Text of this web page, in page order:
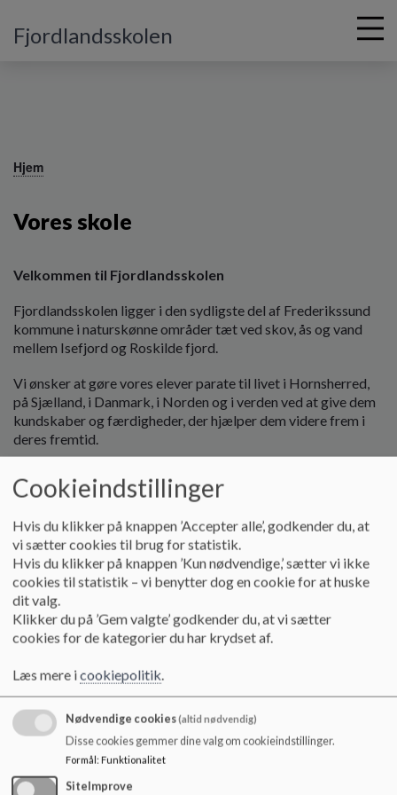
e
Fjordlandsskolen
Hjem
Vores skole
Velkommen til Fjordlandsskolen
Fjordlandsskolen ligger i den sydligste del af Frederikssund
kommune i naturskønne områder tæt ved skov, ås og vand
mellem Isefjord og Roskilde fjord.
Vi ønsker at gøre vores elever parate til livet i Hornsherred,
på Sjælland, i Danmark, i Norden og i verden ved at give dem
kundskaber og færdigheder, der hjælper dem videre frem i
deres fremtid.
Vi er en skole med elever fra 0. – 9. klasser fordelt på tre
afdelinger:
Afd. Skuldelev med elever fra 0. – 6. klasse
Afd. Skibby med elever fra 0. – 9. klasse
Vi tror på:
Et godt skole/hjem samarbejde er en af forudsætningerne
for, at jeres barn får det bedste udbytte af undervisningen. Vi
hjem og fra hjem til skole
Vi skal rose børn for det, de er gode til, for det, de bliver
gode til og hjælpe med det, de har vanskeligt ved
Elever gennem konstruktiv kritik skal have at vide, hvis de
ikke gør deres bedste
At ved at sætte tydelige rammer for eleverne, så ved både de
Cookieindstillinger
Hvis du klikker på knappen ’Accepter alle’, godkender du, at
vi sætter cookies til brug for statistik.
Hvis du klikker på knappen ’Kun nødvendige,’ sætter vi ikke
cookies til statistik – vi benytter dog en cookie for at huske
dit valg.
Klikker du på ’Gem valgte’ godkender du, at vi sætter
cookies for de kategorier du har krydset af.
Læs mere icookiepolitik.
Nødvendige cookies(altid nødvendig)
Disse cookies gemmer dine valg om cookieindstillinger.
Formål: Funktionalitet
SiteImprove